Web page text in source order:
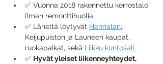
✅ Vuonna 2018 rakennettu kerrostalo
ilman remonttihuolia
✅ Läheltä löytyvät Hennalan,
Keijupuiston ja Launeen kaupat,
ruokapaikat, sekä Liikku kuntosali.
✅ Hyvät yleiset liikenneyhteydet,